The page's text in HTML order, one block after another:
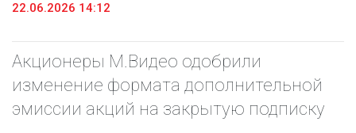
22.06.2026 14:12
Акционеры М.Видео одобрили
изменение формата дополнительной
эмиссии акций на закрытую подписку